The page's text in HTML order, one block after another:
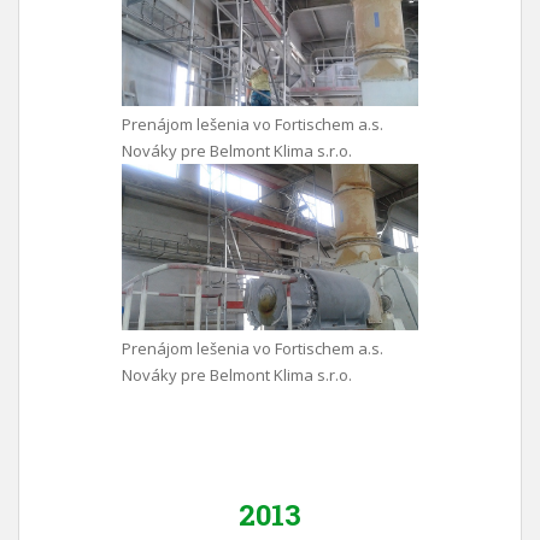
Prenájom lešenia vo Fortischem a.s.
Nováky pre Belmont Klima s.r.o.
Prenájom lešenia vo Fortischem a.s.
Nováky pre Belmont Klima s.r.o.
2013